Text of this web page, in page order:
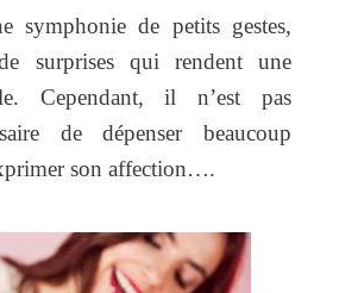
symphonie de petits gestes,
surprises qui rendent une
Cependant, il n’est pas
de dépenser beaucoup
son affection….